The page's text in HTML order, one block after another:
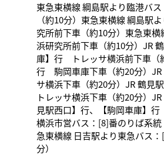
東急東横線 綱島駅より臨港バ
（約10分）東急東横線 綱島
究所前下車（約10分）東急東
浜研究所前下車（約10分）JR
庫】行 トレッサ横浜前下車（
行 駒岡車庫下車（約20分）
サ横浜下車（約20分）JR 鶴見
トレッサ横浜下車（約20分）
見駅西口】行、【駒岡車庫】
横浜市営バス：[8]番のりば系
急東横線 日吉駅より東急バス
分）